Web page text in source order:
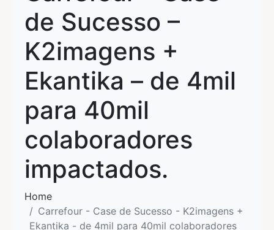
de Sucesso –
K2imagens +
Ekantika – de 4mil
para 40mil
colaboradores
impactados.
Home
Carrefour - Case de Sucesso - K2imagens +
Ekantika - de 4mil para 40mil colaboradores